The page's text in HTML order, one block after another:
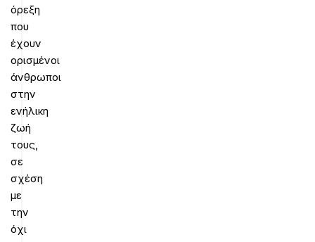
όρεξη
που
έχουν
ορισμένοι
άνθρωποι
στην
ενήλικη
ζωή
τους,
σε
σχέση
με
την
όχι